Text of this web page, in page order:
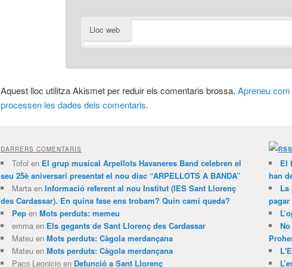
Lloc web
Aquest lloc utilitza Akismet per reduir els comentaris brossa. Apreneu
processen les dades dels comentaris.
DARRERS COMENTARIS
Tofol en El grup musical Arpellots Havaneres Band celebren el
seu 25è aniversari presentat el nou disc “ARPELLOTS A BANDA”
Martaen Informació referent al nou Institut (IES Sant Llorenç
des Cardassar). En quina fase ens trobam? Quin camí queda?
Pepen Mots perduts: memeu
emmaen Els gegants de Sant Llorenç des Cardassar
Mateuen Mots perduts: Càgola merdançana
Mateuen Mots perduts: Càgola merdançana
Paco Leonicioen Defunció a Sant Llorenç
El
han
La